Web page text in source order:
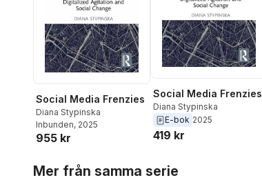
Social Media Frenzies
Diana Stypinska
Inbunden, 2025
955 kr
Social Media Frenzies
Diana Stypinska
E-bok 2025
419 kr
Mer från samma serie